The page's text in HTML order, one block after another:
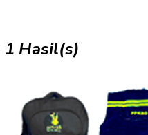
1 Hasil(s)